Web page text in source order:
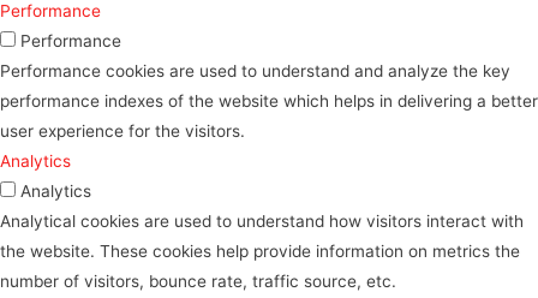
Performance
Performance
Performance cookies are used to understand and analyze the key
performance indexes of the website which helps in delivering a better
user experience for the visitors.
Analytics
Analytics
Analytical cookies are used to understand how visitors interact with
the website. These cookies help provide information on metrics the
number of visitors, bounce rate, traffic source, etc.